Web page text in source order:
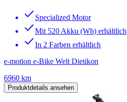
Specialized Motor
Mit 520 Akku (Wh) erhältlich
In 2 Farben erhältlich
e-motion e-Bike Welt Dietikon
6960 km
Produktdetails ansehen